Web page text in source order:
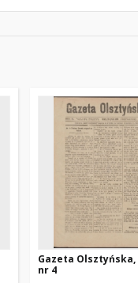
Gazeta Olsztyńska,
nr 4